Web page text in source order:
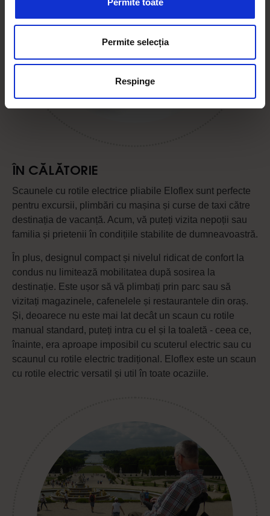
Permite toate
Permite selecția
Respinge
ÎN CĂLĂTORIE
Scaunele cu rotile electrice pliabile Eloflex sunt perfecte
pentru excursii, plimbări cu mașina și curse de taxi către
destinația de vacanță. Acum, vă puteți vizita nepoții sau
familia și prietenii în condițiile stabilite de dumneavoastră.
În plus, designul compact și nivelul ridicat de confort la
condus nu limitează mobilitatea după sosirea la
destinație. Este ușor să vă plimbați prin parc sau să
vizitați magazinele, cafenelele și restaurantele din oraș.
Și, deoarece nu este mai lat decât un scaun cu rotile
manual standard, puteți intra cu el și la toaletă - ceea ce,
înainte, era aproape imposibil cu scuterul electric sau cu
scaunul cu rotile electric tradițional. Eloflex este un scaun
cu rotile electric versatil și util în toate ocaziile.